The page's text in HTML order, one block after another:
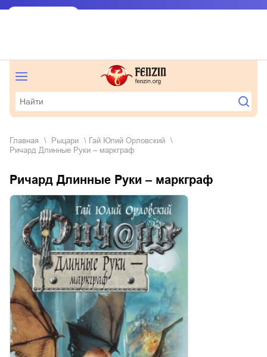
Главная рыцари
Гай Юлий Орловский
Ричард Длинные Руки – маркграф
Ричард Длинные Руки – маркграф